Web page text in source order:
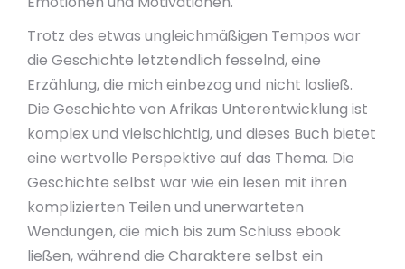
Trotz des etwas ungleichmäßigen Tempos war
die Geschichte letztendlich fesselnd, eine
Erzählung, die mich einbezog und nicht losließ.
Die Geschichte von Afrikas Unterentwicklung ist
komplex und vielschichtig, und dieses Buch bietet
eine wertvolle Perspektive auf das Thema. Die
Geschichte selbst war wie ein lesen mit ihren
komplizierten Teilen und unerwarteten
Wendungen, die mich bis zum Schluss ebook
ließen, während die Charaktere selbst ein